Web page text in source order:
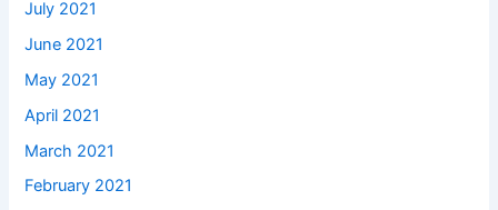
July 2021
June 2021
May 2021
April 2021
March 2021
February 2021